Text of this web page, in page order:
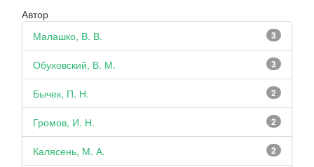
Автор
3
Малашко, В. В.
3
Обуховский, В. М.
2
Бычек, П. Н.
2
Громов, И. Н.
2
Калясень, М. А.